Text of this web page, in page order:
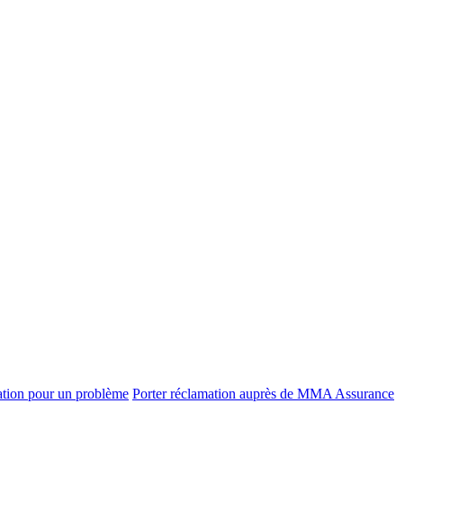
pour un problème Porter réclamation auprès de MMA Assurance